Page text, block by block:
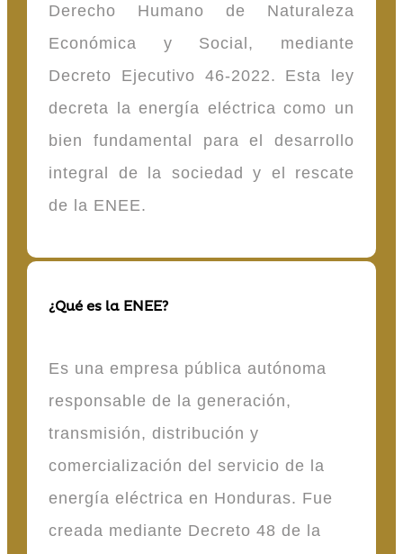
Derecho Humano de Naturaleza
Económica y Social, mediante
Decreto Ejecutivo 46-2022. Esta ley
decreta la energía eléctrica como un
bien fundamental para el desarrollo
integral de la sociedad y el rescate
de la ENEE.
¿Qué es la ENEE?
Es una empresa pública autónoma
responsable de la generación,
transmisión, distribución y
comercialización del servicio de la
energía eléctrica en Honduras. Fue
creada mediante Decreto 48 de la